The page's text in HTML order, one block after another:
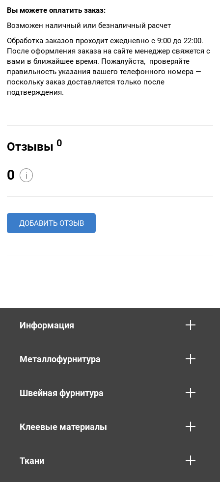
Вы можете оплатить заказ:
Возможен наличный или безналичный расчет
Обработка заказов проходит ежедневно с 9:00 до 22:00.
После оформления заказа на сайте менеджер свяжется с
вами в ближайшее время. Пожалуйста, проверяйте
правильность указания вашего телефонного номера —
поскольку заказ доставляется только после
подтверждения.
Отзывы 0
0 i
ДОБАВИТЬ ОТЗЫВ
Информация
Металлофурнитура
Швейная фурнитура
Клеевые материалы
Ткани